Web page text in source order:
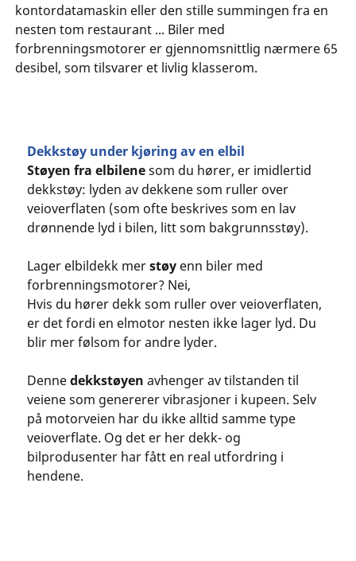
kontordatamaskin eller den stille summingen fra en
nesten tom restaurant ... Biler med
forbrenningsmotorer er gjennomsnittlig nærmere 65
desibel, som tilsvarer et livlig klasserom.
Dekkstøy under kjøring av en elbil
Støyen fra elbilenesom du hører, er imidlertid
dekkstøy: lyden av dekkene som ruller over
veioverflaten (som ofte beskrives som en lav
drønnende lyd i bilen, litt som bakgrunnsstøy).
Lager elbildekk merstøyenn biler med
forbrenningsmotorer? Nei,
Hvis du hører dekk som ruller over veioverflaten,
er det fordi en elmotor nesten ikke lager lyd. Du
blir mer følsom for andre lyder.
Dennedekkstøyen avhenger av tilstanden til
veiene som genererer vibrasjoner i kupeen. Selv
på motorveien har du ikke alltid samme type
veioverflate. Og det er her dekk- og
bilprodusenter har fått en real utfordring i
hendene.